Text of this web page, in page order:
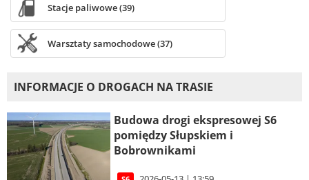
Stacje paliwowe (39)
Warsztaty samochodowe (37)
INFORMACJE O DROGACH NA TRASIE
Budowa drogi ekspresowej S6
pomiędzy Słupskiem i
Bobrownikami